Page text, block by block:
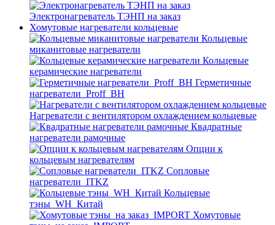
Электронагреватель ТЭНП на заказ
Хомутовые нагреватели кольцевые
Кольцевые
миканитовые нагреватели
Кольцевые
керамические нагреватели
Герметичные
нагреватели_Proff_BH
Нагреватели с вентилятором охлаждением кольцевые
Квадратные
нагреватели рамочные
Опции к
кольцевым нагревателям
Cопловые
нагреватели_ITKZ
Кольцевые
тэны_WH_Китай
Хомутовые